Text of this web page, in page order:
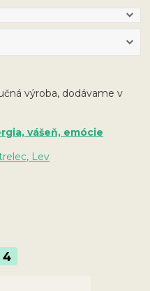
výroba, dodávame v
vášeň, emócie
Lev
4